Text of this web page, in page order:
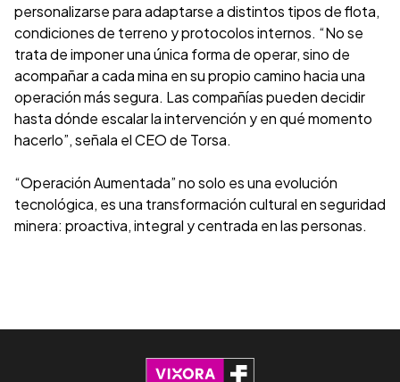
personalizarse para adaptarse a distintos tipos de flota,
condiciones de terreno y protocolos internos. “No se
trata de imponer una única forma de operar, sino de
acompañar a cada mina en su propio camino hacia una
operación más segura. Las compañías pueden decidir
hasta dónde escalar la intervención y en qué momento
hacerlo”, señala el CEO de Torsa.
“Operación Aumentada” no solo es una evolución
tecnológica, es una transformación cultural en seguridad
minera: proactiva, integral y centrada en las personas.